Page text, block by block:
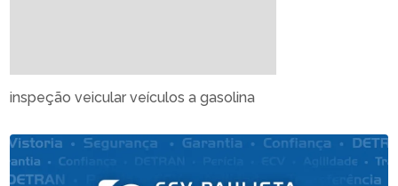
inspeção veicular veículos a gasolina